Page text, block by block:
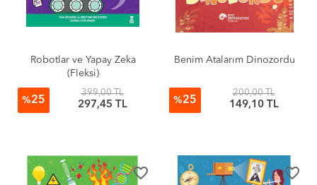
Robotlar ve Yapay Zeka
(Fleksi)
%25
399,00 TL
297,45 TL
Benim Atalarım Dinozordu
%25
200,00 TL
149,10 TL
favorite_border favorite_border